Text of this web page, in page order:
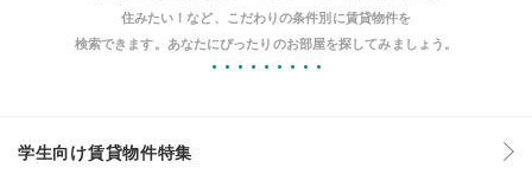
住みたい！など、こだわりの条件別に賃貸物件を
検索できます。あなたにぴったりのお部屋を探してみましょう。
学生向け賃貸物件特集